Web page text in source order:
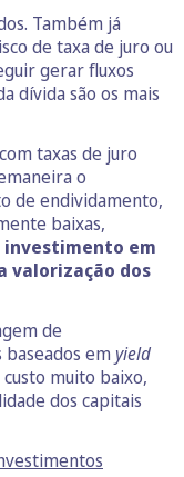
Também já
de taxa de juro ou
gerar fluxos
dívida são os mais
taxas de juro
o
de endividamento,
baixas,
em
valorização dos
de
em yield
muito baixo,
dos capitais